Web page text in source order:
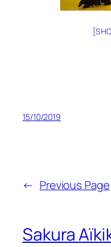
15/10/2019
← Previous Page
Sakura